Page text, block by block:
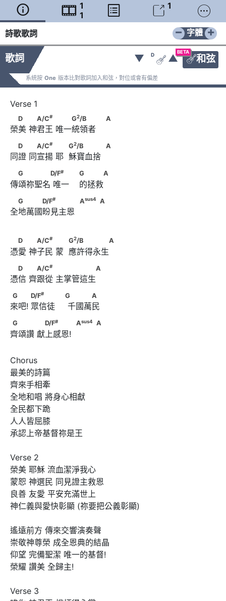
  1
1
  1 
詩歌歌詞 − +
字體
歌詞
BETA
和弦
▼ D
 ▲
系統按 One 版本比對歌詞加入和弦，對位或會有偏差
D　      　A/C
# G
A
D A/C# G2/B A
榮美 神君王 唯一統領者
D　      　A/C# G
A
D A/C# G2/B A
同證 同宣揚 耶  穌寶血捨
G　　　　D/F
G　　　A
G D/F# G A
傳頌祢聖名 唯一    的拯救
G　　　D/F
Asus4 A
G D/F# Asus4 A
全地萬國盼見主恩
D　      　A/C# G
D A/C# G2/B A
憑愛 神子民 蒙  應許得永生
D　      　A/C
A
D A/C# A
憑信 齊跟從 主掌管這生
G　　       D/F
# G      　　　A
G D/F# G A
來吧! 眾信徒     千國萬民
G　　　      　D/F#
Asus4 A
G D/F# Asus4 A
齊頌讚 獻上感恩!
Chorus
最美的詩篇
齊來手相牽
全地和唱 將身心相獻
全民都下跪
人人皆屈膝
承認上帝基督祢是王
Verse 2
榮美 耶穌 流血潔淨我心
蒙恕 神選民 同見證主救恩
良善 友愛 平安充滿世上
神仁義與愛快彰顯 (祢要把公義彰顯)
遙遠前方 傳來交響演奏聲
崇敬神尊榮 成全恩典的結晶
仰望 完備聖潔 唯一的基督!
榮耀 讚美 全歸主!
Verse 3